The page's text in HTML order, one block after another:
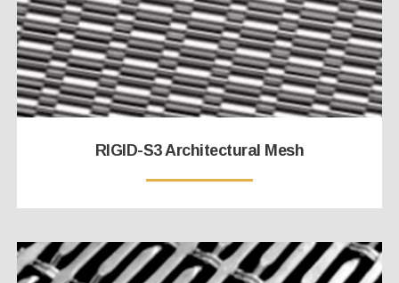
RIGID-S3 Architectural Mesh